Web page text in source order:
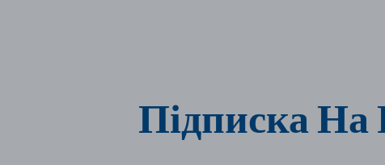
Підписка На